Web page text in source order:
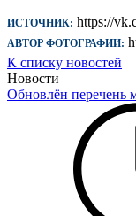
ИСТОЧНИК: https://
АВТОР ФОТОГРАФИИ:
К списку новостей
Новости
Обновлён перечень